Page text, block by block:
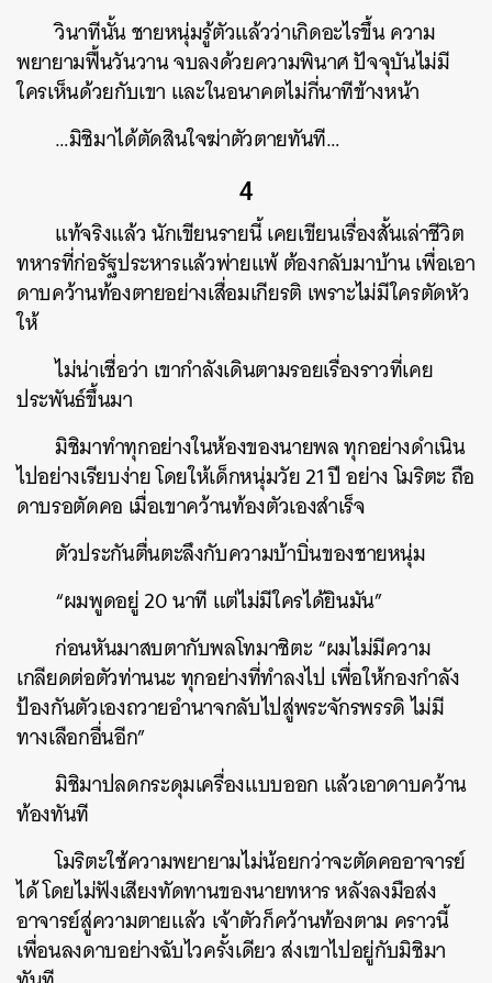
วินาทีนั้น ชายหนุ่มรู้ตัวแล้วว่าเกิดอะไรขึ้น ความ
พยายามฟื้นวันวาน จบลงด้วยความพินาศ ปัจจุบันไม่มี
ใครเห็นด้วยกับเขา และในอนาคตไม่กี่นาทีข้างหน้า
…มิชิมาได้ตัดสินใจฆ่าตัวตายทันที…
4
แท้จริงแล้ว นักเขียนรายนี้ เคยเขียนเรื่องสั้นเล่าชีวิต
ทหารที่ก่อรัฐประหารแล้วพ่ายแพ้ ต้องกลับมาบ้าน เพื่อเอา
ดาบคว้านท้องตายอย่างเสื่อมเกียรติ เพราะไม่มีใครตัดหัว
ให้
ไม่น่าเชื่อว่า เขากำลังเดินตามรอยเรื่องราวที่เคย
ประพันธ์ขึ้นมา
มิชิมาทำทุกอย่างในห้องของนายพล ทุกอย่างดำเนิน
ไปอย่างเรียบง่าย โดยให้เด็กหนุ่มวัย 21 ปี อย่าง โมริตะ ถือ
ดาบรอตัดคอ เมื่อเขาคว้านท้องตัวเองสำเร็จ
ตัวประกันตื่นตะลึงกับความบ้าบิ่นของชายหนุ่ม
“ผมพูดอยู่ 20 นาที แต่ไม่มีใครได้ยินมัน”
ก่อนหันมาสบตากับพลโทมาชิตะ “ผมไม่มีความ
เกลียดต่อตัวท่านนะ ทุกอย่างที่ทำลงไป เพื่อให้กองกำลัง
ป้องกันตัวเองถวายอำนาจกลับไปสู่พระจักรพรรดิ ไม่มี
ทางเลือกอื่นอีก”
มิชิมาปลดกระดุมเครื่องแบบออก แล้วเอาดาบคว้าน
ท้องทันที
โมริตะใช้ความพยายามไม่น้อยกว่าจะตัดคออาจารย์
ได้ โดยไม่ฟังเสียงทัดทานของนายทหาร หลังลงมือส่ง
อาจารย์สู่ความตายแล้ว เจ้าตัวก็คว้านท้องตาม คราวนี้
เพื่อนลงดาบอย่างฉับไวครั้งเดียว ส่งเขาไปอยู่กับมิชิมา